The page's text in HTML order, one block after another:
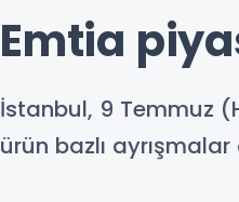
Emtia
İstanbul, 9 Temmuz
ürün bazlı ayrışmalar